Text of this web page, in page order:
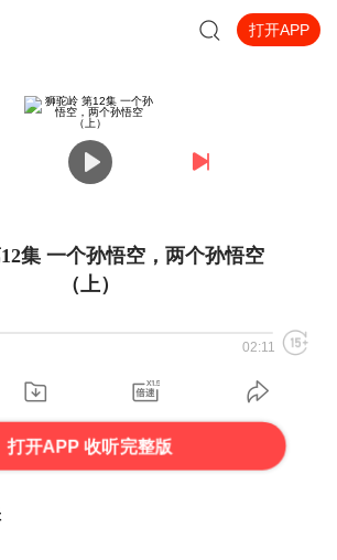
打开APP
集 一个孙悟空，两个孙悟空
（上）
02:11
打开APP 收听完整版